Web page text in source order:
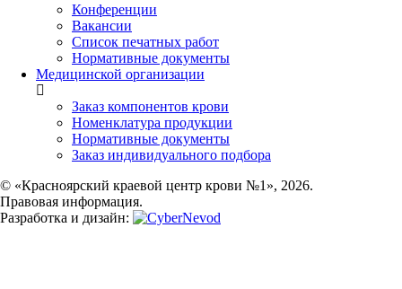
Конференции
Вакансии
Список печатных работ
Нормативные документы
Медицинской организации
Заказ компонентов крови
Номенклатура продукции
Нормативные документы
Заказ индивидуального подбора
© «Красноярский краевой центр крови №1», 2026.
Правовая информация.
Разработка и дизайн: